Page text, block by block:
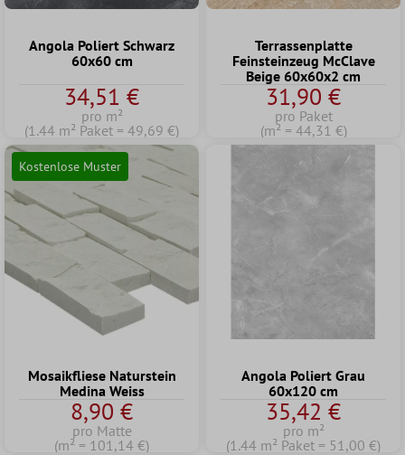
Angola Poliert Schwarz
60x60 cm
34,51 €
pro m²
(1.44 m² Paket = 49,69 €)
Terrassenplatte
Feinsteinzeug McClave
Beige 60x60x2 cm
31,90 €
pro Paket
(m² = 44,31 €)
Kostenlose Muster
Mosaikfliese Naturstein
Medina Weiss
8,90 €
pro Matte
(m² = 101,14 €)
Angola Poliert Grau
60x120 cm
35,42 €
pro m²
(1.44 m² Paket = 51,00 €)